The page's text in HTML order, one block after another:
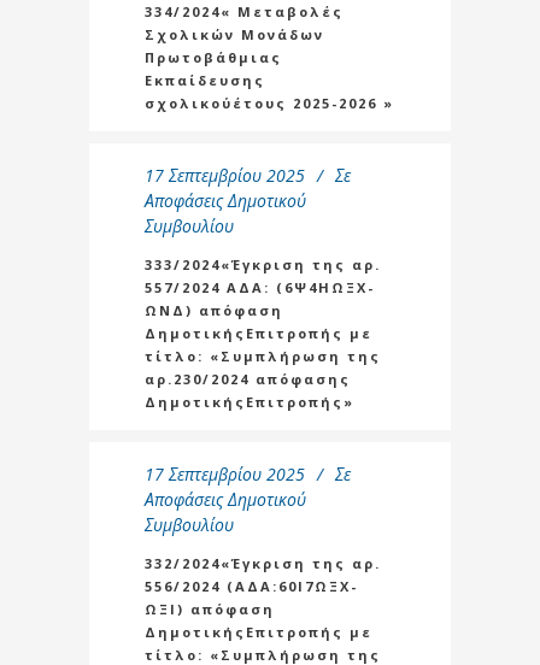
334/2024« Μεταβολές
Σχολικών Μονάδων
Πρωτοβάθμιας
Εκπαίδευσης
σχολικούέτους 2025-2026 »
17 Σεπτεμβρίου 2025
Σε
Αποφάσεις Δημοτικού
Συμβουλίου
333/2024«Έγκριση της αρ.
557/2024 ΑΔΑ: (6Ψ4ΗΩΞΧ-
ΩΝΔ) απόφαση
ΔημοτικήςΕπιτροπής με
τίτλο: «Συμπλήρωση της
αρ.230/2024 απόφασης
ΔημοτικήςΕπιτροπής»
17 Σεπτεμβρίου 2025
Σε
Αποφάσεις Δημοτικού
Συμβουλίου
332/2024«Έγκριση της αρ.
556/2024 (ΑΔΑ:60Ι7ΩΞΧ-
ΩΞΙ) απόφαση
ΔημοτικήςΕπιτροπής με
τίτλο: «Συμπλήρωση της